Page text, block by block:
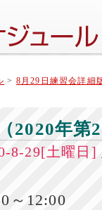
> 8月29日練習会詳細
2020年第
8-29[土曜日]
～12:00